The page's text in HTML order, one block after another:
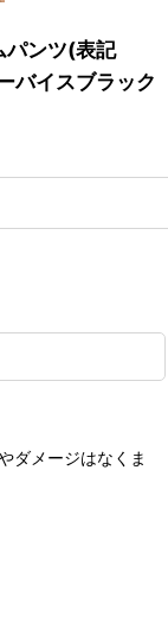
ンツ(表記
イスブラック
ダメージはなくま